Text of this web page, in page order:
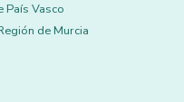
País Vasco
de Murcia